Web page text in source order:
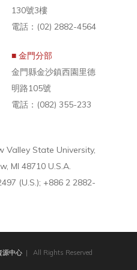
130號3樓
電話：(02) 2882-4564
■ 金門分部
金門縣金沙鎮西園里德
明路105號
電話：(082) 355-233
Valley State University,
MI 48710 U.S.A.
(U.S.); +886 2 2882-
源中心| All Rights Reserved